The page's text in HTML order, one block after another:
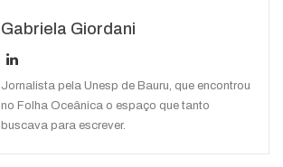
Gabriela Giordani
Jornalista pela Unesp de Bauru, que encontrou
no Folha Oceânica o espaço que tanto
buscava para escrever.